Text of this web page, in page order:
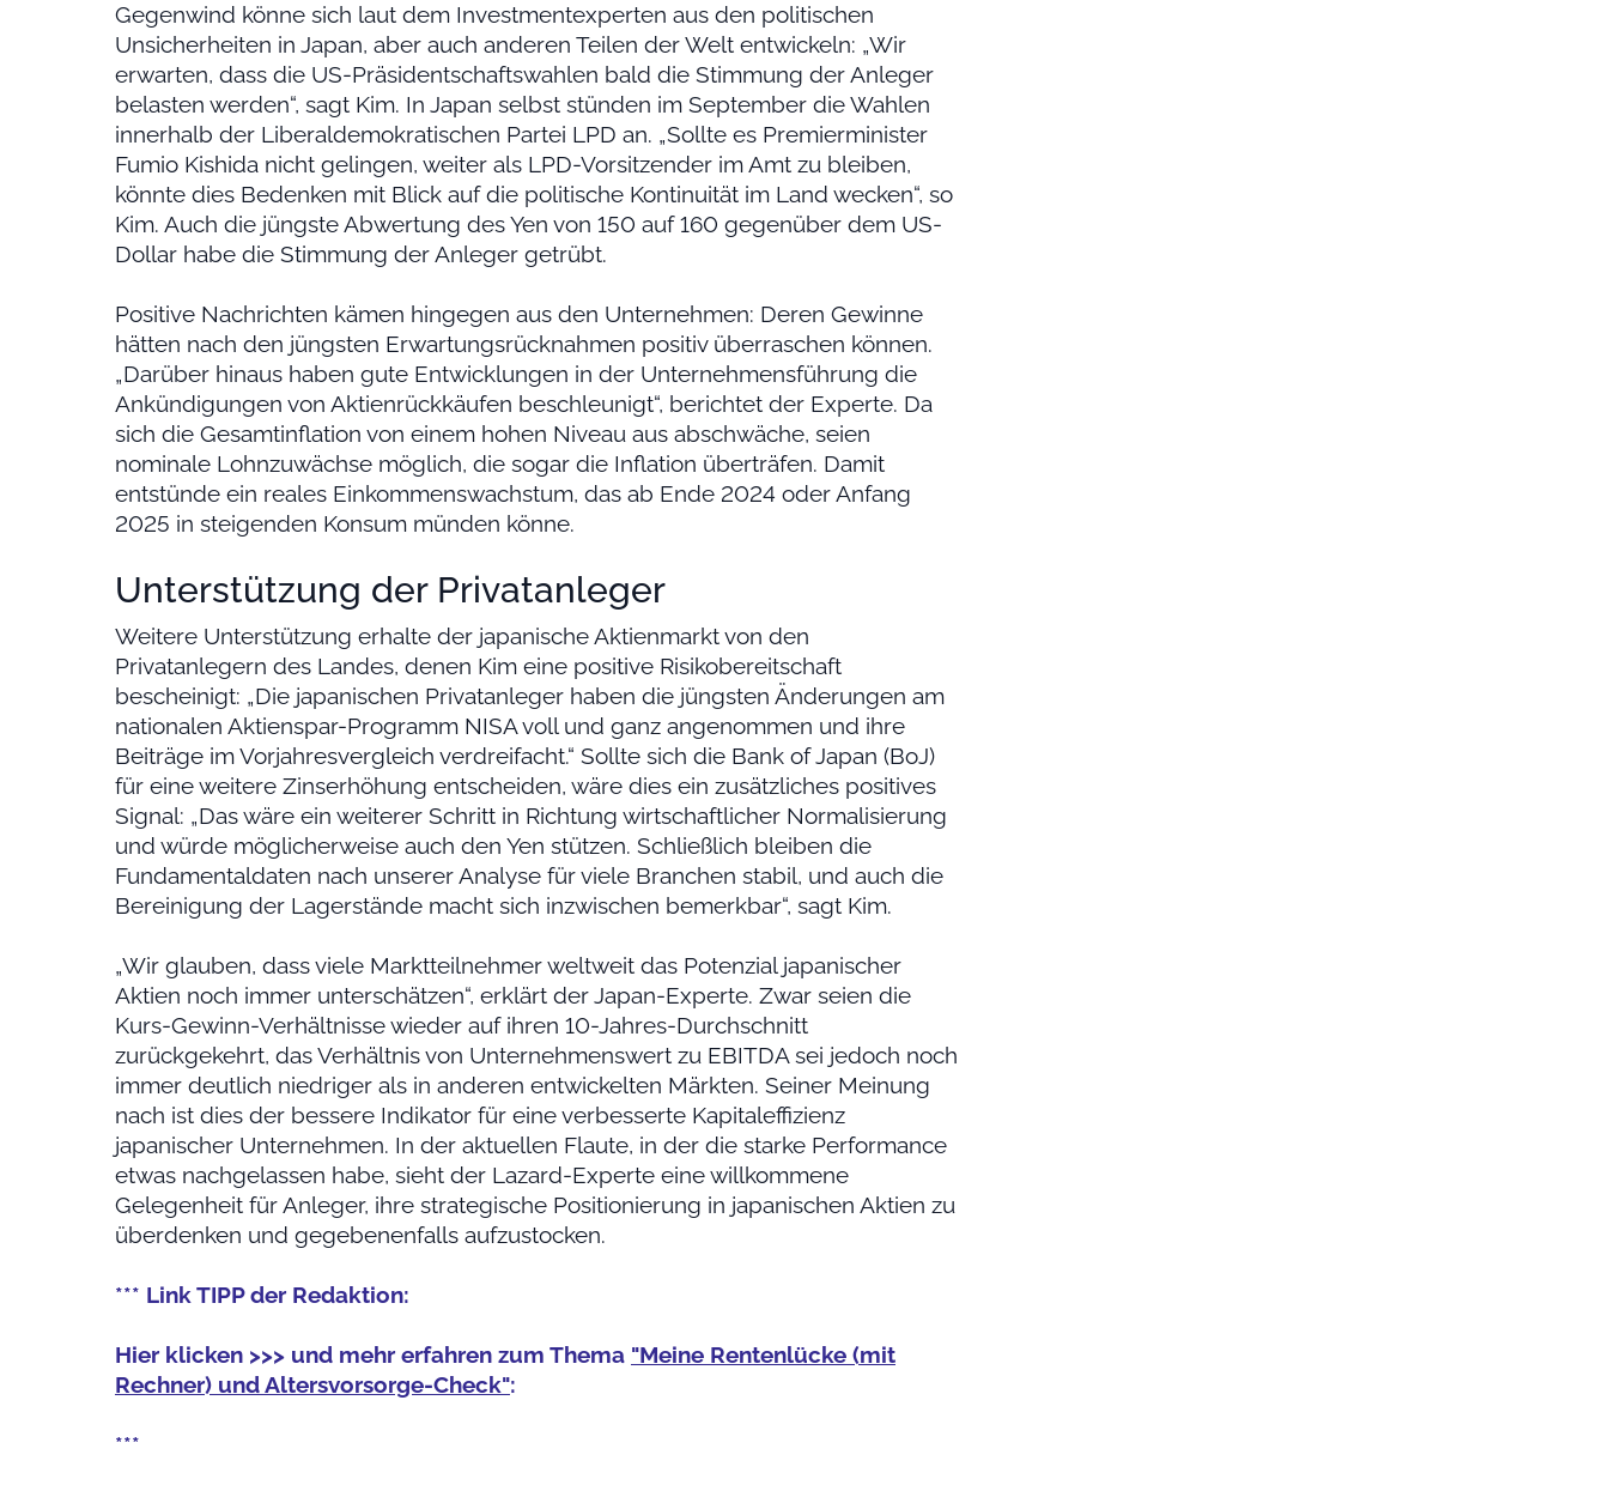
Gegenwind könne sich laut dem Investmentexperten aus den politischen
Unsicherheiten in Japan, aber auch anderen Teilen der Welt entwickeln: „Wir
erwarten, dass die US-Präsidentschaftswahlen bald die Stimmung der Anleger
belasten werden“, sagt Kim. In Japan selbst stünden im September die Wahlen
innerhalb der Liberaldemokratischen Partei LPD an. „Sollte es Premierminister
Fumio Kishida nicht gelingen, weiter als LPD-Vorsitzender im Amt zu bleiben,
könnte dies Bedenken mit Blick auf die politische Kontinuität im Land wecken“, so
Kim. Auch die jüngste Abwertung des Yen von 150 auf 160 gegenüber dem US-
Dollar habe die Stimmung der Anleger getrübt.
Positive Nachrichten kämen hingegen aus den Unternehmen: Deren Gewinne
hätten nach den jüngsten Erwartungsrücknahmen positiv überraschen können.
„Darüber hinaus haben gute Entwicklungen in der Unternehmensführung die
Ankündigungen von Aktienrückkäufen beschleunigt“, berichtet der Experte. Da
sich die Gesamtinflation von einem hohen Niveau aus abschwäche, seien
nominale Lohnzuwächse möglich, die sogar die Inflation überträfen. Damit
entstünde ein reales Einkommenswachstum, das ab Ende 2024 oder Anfang
2025 in steigenden Konsum münden könne.
Unterstützung der Privatanleger
Weitere Unterstützung erhalte der japanische Aktienmarkt von den
Privatanlegern des Landes, denen Kim eine positive Risikobereitschaft
bescheinigt: „Die japanischen Privatanleger haben die jüngsten Änderungen am
nationalen Aktienspar-Programm NISA voll und ganz angenommen und ihre
Beiträge im Vorjahresvergleich verdreifacht.“ Sollte sich die Bank of Japan (BoJ)
für eine weitere Zinserhöhung entscheiden, wäre dies ein zusätzliches positives
Signal: „Das wäre ein weiterer Schritt in Richtung wirtschaftlicher Normalisierung
und würde möglicherweise auch den Yen stützen. Schließlich bleiben die
Fundamentaldaten nach unserer Analyse für viele Branchen stabil, und auch die
Bereinigung der Lagerstände macht sich inzwischen bemerkbar“, sagt Kim.
„Wir glauben, dass viele Marktteilnehmer weltweit das Potenzial japanischer
Aktien noch immer unterschätzen“, erklärt der Japan-Experte. Zwar seien die
Kurs-Gewinn-Verhältnisse wieder auf ihren 10-Jahres-Durchschnitt
zurückgekehrt, das Verhältnis von Unternehmenswert zu EBITDA sei jedoch noch
immer deutlich niedriger als in anderen entwickelten Märkten. Seiner Meinung
nach ist dies der bessere Indikator für eine verbesserte Kapitaleffizienz
japanischer Unternehmen. In der aktuellen Flaute, in der die starke Performance
etwas nachgelassen habe, sieht der Lazard-Experte eine willkommene
Gelegenheit für Anleger, ihre strategische Positionierung in japanischen Aktien zu
überdenken und gegebenenfalls aufzustocken.
*** Link TIPP der Redaktion:
Hier klicken >>> und mehr erfahren zum Thema "Meine Rentenlücke (mit
Rechner) und Altersvorsorge-Check":
***